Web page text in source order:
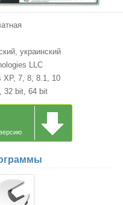
украинский
LLC
XP, 7, 8, 8.1, 10
32 bit, 64 bit